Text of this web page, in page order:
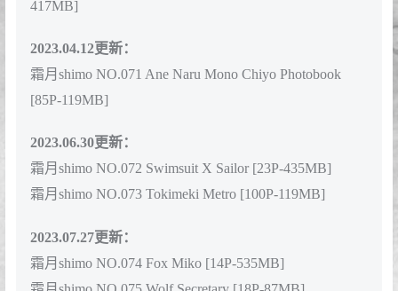
霜月shimo NO.066 Fantia 2022年09月会员合集(6期)
[100P-714MB]
[104P-776MB]
2023.03.26更新：